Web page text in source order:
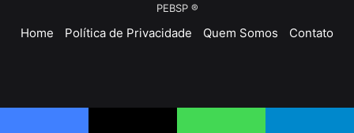
PEBSP ®
Home Política de Privacidade Quem Somos Contato